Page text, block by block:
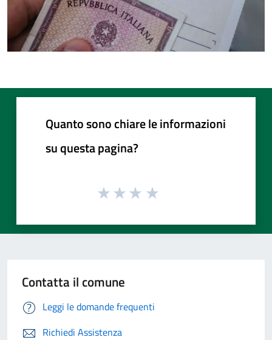
Quanto sono chiare le informazioni
su questa pagina?
Contatta il comune
Leggi le domande frequenti
Richiedi Assistenza